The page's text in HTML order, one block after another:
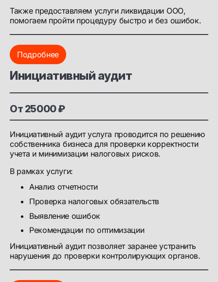
Также предоставляем услуги ликвидации ООО,
помогаем пройти процедуру быстро и без ошибок.
Подробнее
Инициативный аудит
От 25000 ₽
Инициативный аудит услуга проводится по решению
собственника бизнеса для проверки корректности
учета и минимизации налоговых рисков.
В рамках услуги:
Анализ отчетности
Проверка налоговых обязательств
Выявление ошибок
Рекомендации по оптимизации
Инициативный аудит позволяет заранее устранить
нарушения до проверки контролирующих органов.